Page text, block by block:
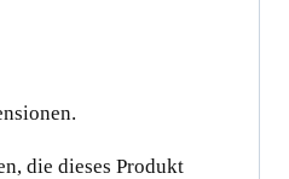
die dieses Produkt